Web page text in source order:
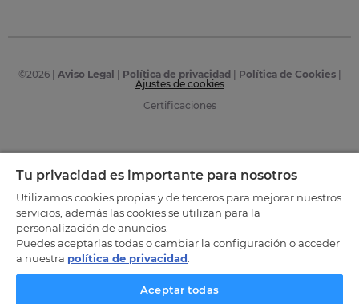
©2026| Aviso Legal Política de privacidad Política de Cookies|
Ajustes de cookies
Certificaciones
Tu privacidad es importante para nosotros
Utilizamos cookies propias y de terceros para mejorar nuestros
servicios, además las cookies se utilizan para la
personalización de anuncios.
Puedes aceptarlas todas o cambiar la configuración o acceder
a nuestra política de privacidad
Aceptar todas